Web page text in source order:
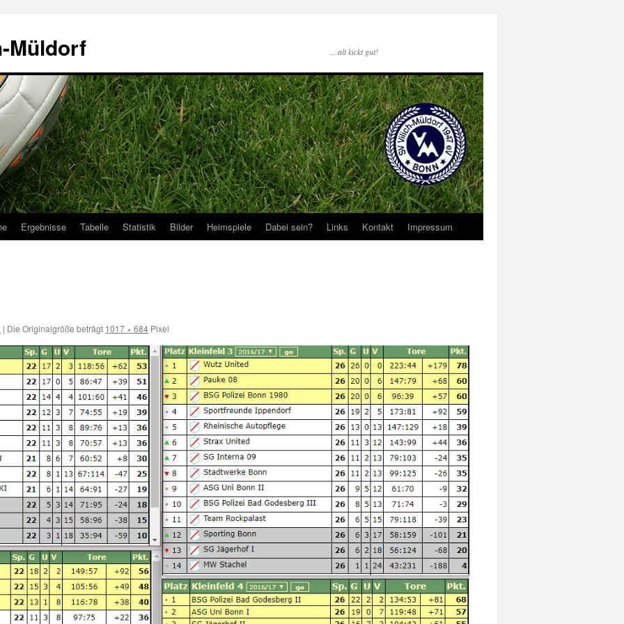
Müldorf …alt kickt gut!
Ergebnisse Tabelle Statistik Bilder Heimspiele Dabei sein? Links Kontakt Impressum
| Die Originalgröße beträgt 1017 × 684 Pixel